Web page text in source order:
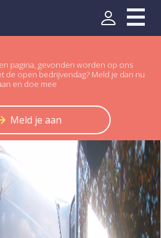
pagina, gevonden worden op ons
de open bedrijvendag? Meld je dan nu
en doe mee
Meld je aan